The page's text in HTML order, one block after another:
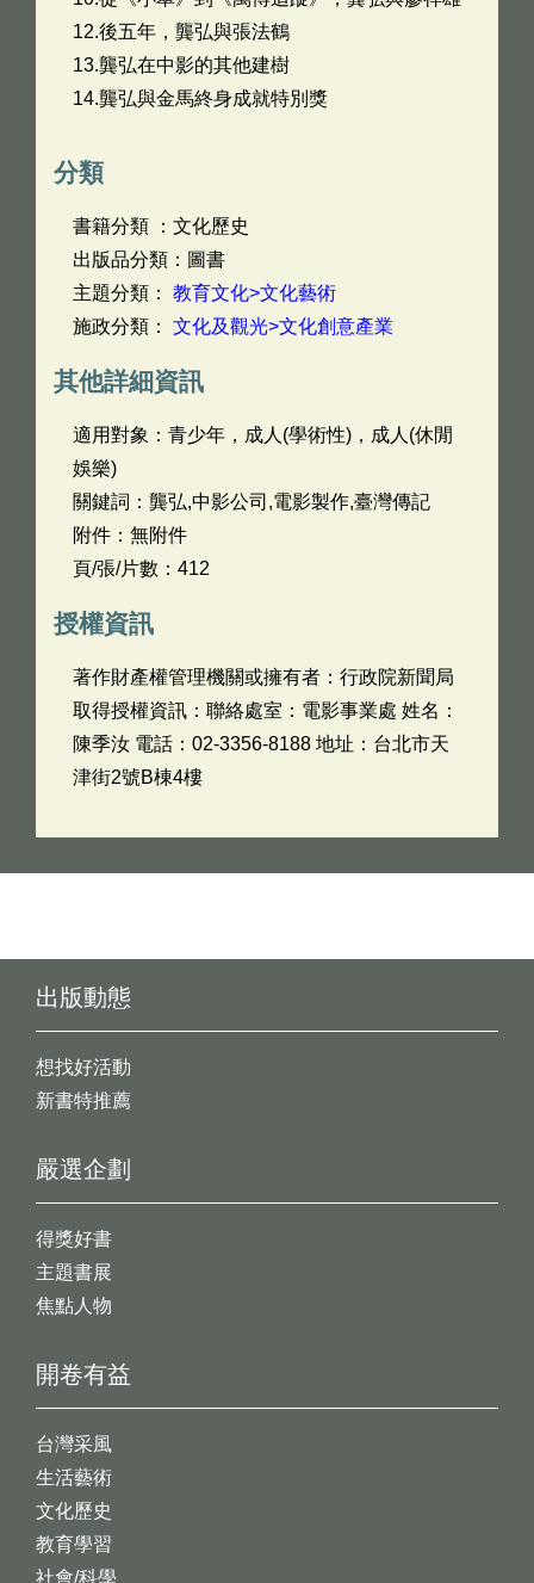
12.後五年，龔弘與張法鶴
13.龔弘在中影的其他建樹
14.龔弘與金馬終身成就特別獎
分類
書籍分類 ：文化歷史
出版品分類：圖書
主題分類： 教育文化>文化藝術
施政分類： 文化及觀光>文化創意產業
其他詳細資訊
適用對象：青少年，成人(學術性)，成人(休閒
娛樂)
關鍵詞：龔弘,中影公司,電影製作,臺灣傳記
附件：無附件
頁/張/片數：412
授權資訊
著作財產權管理機關或擁有者：行政院新聞局
取得授權資訊：聯絡處室：電影事業處 姓名：
陳季汝 電話：02-3356-8188 地址：台北市天
津街2號B棟4樓
出版動態
想找好活動
新書特推薦
開卷有益
台灣采風
生活藝術
文化歷史
教育學習
社會/科學
嚴選企劃
得獎好書
主題書展
焦點人物